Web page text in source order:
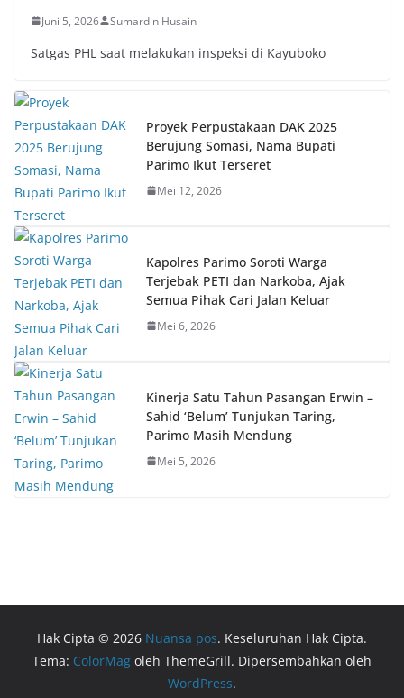
Juni 5, 2026 Sumardin Husain
Satgas PHL saat melakukan inspeksi di Kayuboko
Proyek Perpustakaan DAK 2025
Berujung Somasi, Nama Bupati
Parimo Ikut Terseret
Mei 12, 2026
Kapolres Parimo Soroti Warga
Terjebak PETI dan Narkoba, Ajak
Semua Pihak Cari Jalan Keluar
Mei 6, 2026
Kinerja Satu Tahun Pasangan Erwin –
Sahid ‘Belum’ Tunjukan Taring,
Parimo Masih Mendung
Mei 5, 2026
Hak Cipta © 2026 Nuansa pos. Keseluruhan Hak Cipta.
Tema: ColorMag oleh ThemeGrill. Dipersembahkan oleh
WordPress.